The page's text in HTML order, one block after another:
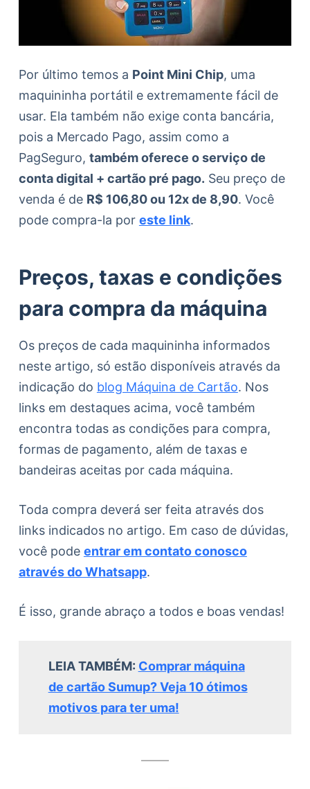
Por último temos a Point Mini Chip, uma
maquininha portátil e extremamente fácil de
usar. Ela também não exige conta bancária,
pois a Mercado Pago, assim como a
PagSeguro, também oferece o serviço de
conta digital + cartão pré pago. Seu preço de
venda é de R$ 106,80 ou 12x de 8,90. Você
pode compra-la por este link.
Preços, taxas e condições
para compra da máquina
Os preços de cada maquininha informados
neste artigo, só estão disponíveis através da
indicação do blog Máquina de Cartão. Nos
links em destaques acima, você também
encontra todas as condições para compra,
formas de pagamento, além de taxas e
bandeiras aceitas por cada máquina.
Toda compra deverá ser feita através dos
links indicados no artigo. Em caso de dúvidas,
você pode entrar em contato conosco
através do Whatsapp.
É isso, grande abraço a todos e boas vendas!
LEIA TAMBÉM: Comprar máquina
de cartão Sumup? Veja 10 ótimos
motivos para ter uma!